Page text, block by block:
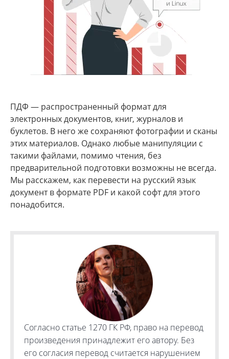
ПДФ — распространенный формат для
электронных документов, книг, журналов и
буклетов. В него же сохраняют фотографии и сканы
этих материалов. Однако любые манипуляции с
такими файлами, помимо чтения, без
предварительной подготовки возможны не всегда.
Мы расскажем, как перевести на русский язык
документ в формате PDF и какой софт для этого
понадобится.
Согласно статье 1270 ГК РФ, право на перевод
произведения принадлежит его автору. Без
его согласия перевод считается нарушением